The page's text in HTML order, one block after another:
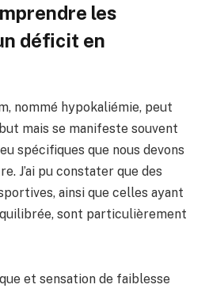
les
déficit en
nommé hypokaliémie, peut
mais se manifeste souvent
spécifiques que nous devons
J’ai pu constater que des
ainsi que celles ayant
sont particulièrement
et sensation de faiblesse